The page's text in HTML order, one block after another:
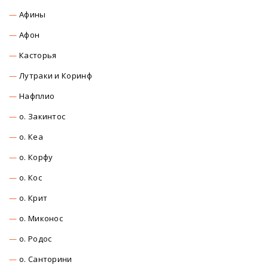
Афины
Афон
Касторья
Лутраки и Коринф
Нафплио
о. Закинтос
о. Кеа
о. Корфу
о. Кос
о. Крит
о. Миконос
о. Родос
о. Санторини